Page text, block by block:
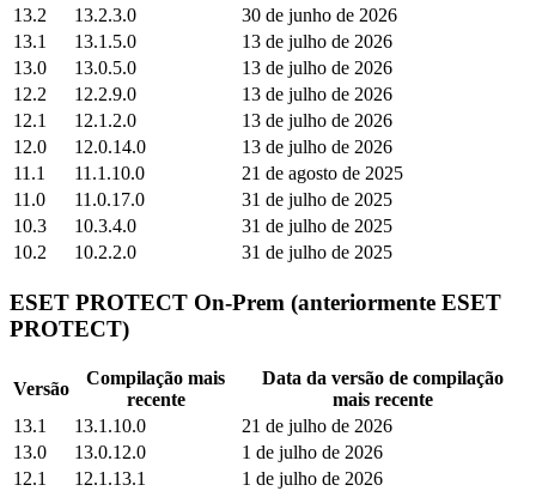
13.2
13.2.3.0
30 de junho de 2026
13.1
13.1.5.0
13 de julho de 2026
13.0
13.0.5.0
13 de julho de 2026
12.2
12.2.9.0
13 de julho de 2026
12.1
12.1.2.0
13 de julho de 2026
12.0
12.0.14.0
13 de julho de 2026
11.1
11.1.10.0
21 de agosto de 2025
11.0
11.0.17.0
31 de julho de 2025
10.3
10.3.4.0
31 de julho de 2025
10.2
10.2.2.0 31 de julho de 2025
ESET PROTECT On-Prem (anteriormente ESET
PROTECT)
Versão
Compilação mais
recente
Data da versão de compilação
mais recente
13.1
13.1.10.0
21 de julho de 2026
13.0
13.0.12.0
1 de julho de 2026
12.1
12.1.13.1
1 de julho de 2026